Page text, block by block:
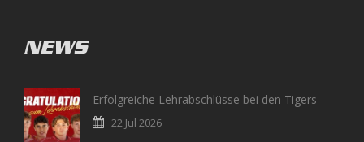
NEWS
Erfolgreiche Lehrabschlüsse bei den Tigers
22 Jul 2026